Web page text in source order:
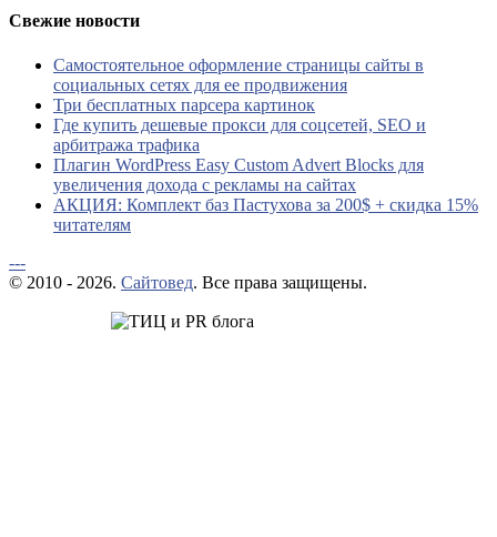
Свежие новости
Самостоятельное оформление страницы сайты в
социальных сетях для ее продвижения
Три бесплатных парсера картинок
Где купить дешевые прокси для соцсетей, SEO и
арбитража трафика
Плагин WordPress Easy Custom Advert Blocks для
увеличения дохода с рекламы на сайтах
АКЦИЯ: Комплект баз Пастухова за 200$ + скидка 15%
читателям
---
© 2010 - 2026. Сайтовед. Все права защищены.